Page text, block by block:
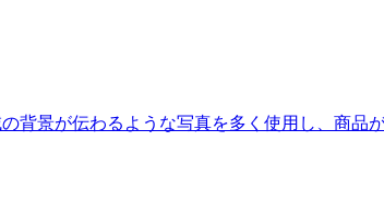
背景が伝わるような写真を多く使用し、商品